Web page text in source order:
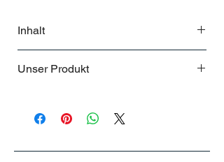
Inhalt
Unser Produkt